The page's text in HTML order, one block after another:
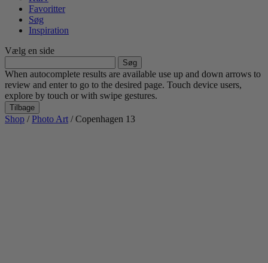
Favoritter
Søg
Inspiration
Vælg en side
efter:
When autocomplete results are available use up and down arrows to
review and enter to go to the desired page. Touch device users,
explore by touch or with swipe gestures.
Tilbage
Shop /Photo Art / Copenhagen 13